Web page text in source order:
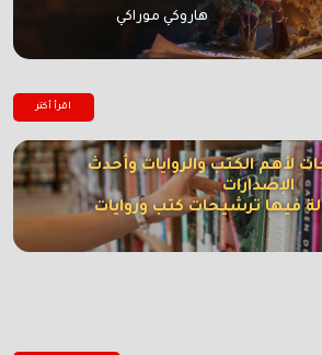
هاروكي موراكي
اقرأ أكتر
لأهم الكتب والروايات وأحدث
الإصدارات
فيها ترشيحات كتب وروايات